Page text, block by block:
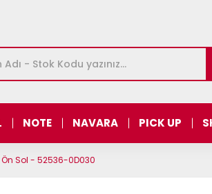
NOTE NAVARA PICK UP
Sol - 52536-0D030